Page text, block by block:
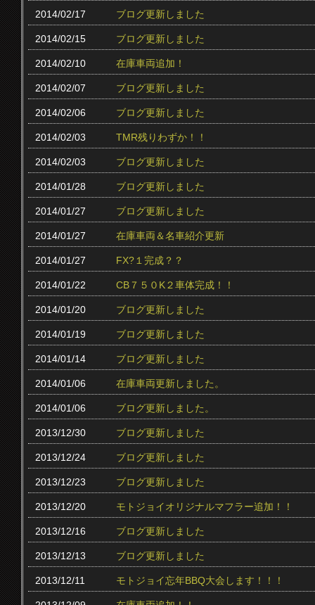
2014/02/17 ブログ更新しました
2014/02/15 ブログ更新しました
2014/02/10 在庫車両追加！
2014/02/07 ブログ更新しました
2014/02/06 ブログ更新しました
2014/02/03 TMR残りわずか！！
2014/02/03 ブログ更新しました
2014/01/28 ブログ更新しました
2014/01/27 ブログ更新しました
2014/01/27 在庫車両＆名車紹介更新
2014/01/27 FX?１完成？？
2014/01/22 CB７５０K２車体完成！！
2014/01/20 ブログ更新しました
2014/01/19 ブログ更新しました
2014/01/14 ブログ更新しました
2014/01/06 在庫車両更新しました。
2014/01/06 ブログ更新しました。
2013/12/30 ブログ更新しました
2013/12/24 ブログ更新しました
2013/12/23 ブログ更新しました
2013/12/20 モトジョイオリジナルマフラー追加！！
2013/12/16 ブログ更新しました
2013/12/13 ブログ更新しました
2013/12/11 モトジョイ忘年BBQ大会します！！！